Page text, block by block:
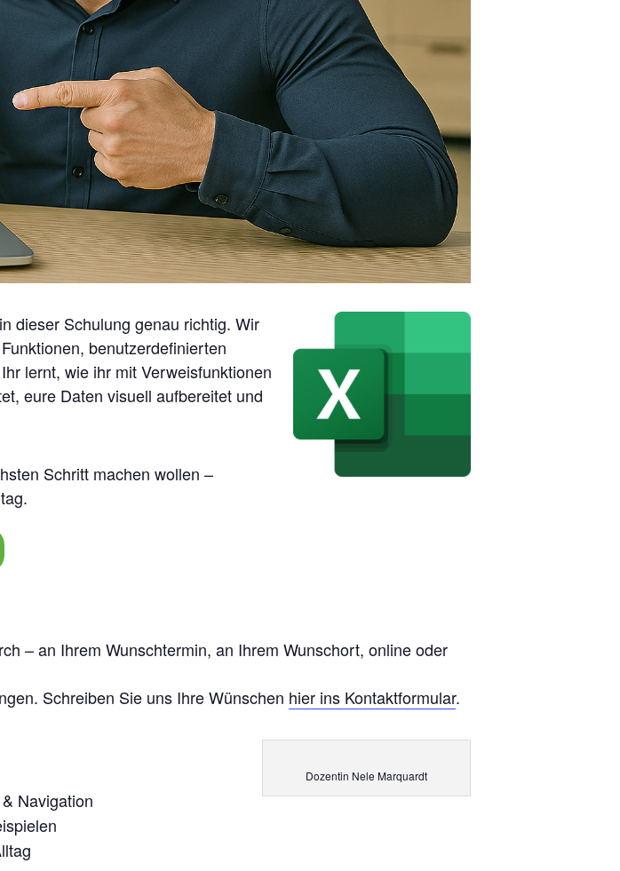
dieser Schulung genau richtig. Wir
benutzerdefinierten
lernt, wie ihr mit Verweisfunktionen
eure Daten visuell aufbereitet und
Schritt machen wollen –
– an Ihrem Wunschtermin, an Ihrem Wunschort, online oder
Schreiben Sie uns Ihre Wünschen hier ins Kontaktformular.
Dozentin Nele Marquardt
Navigation